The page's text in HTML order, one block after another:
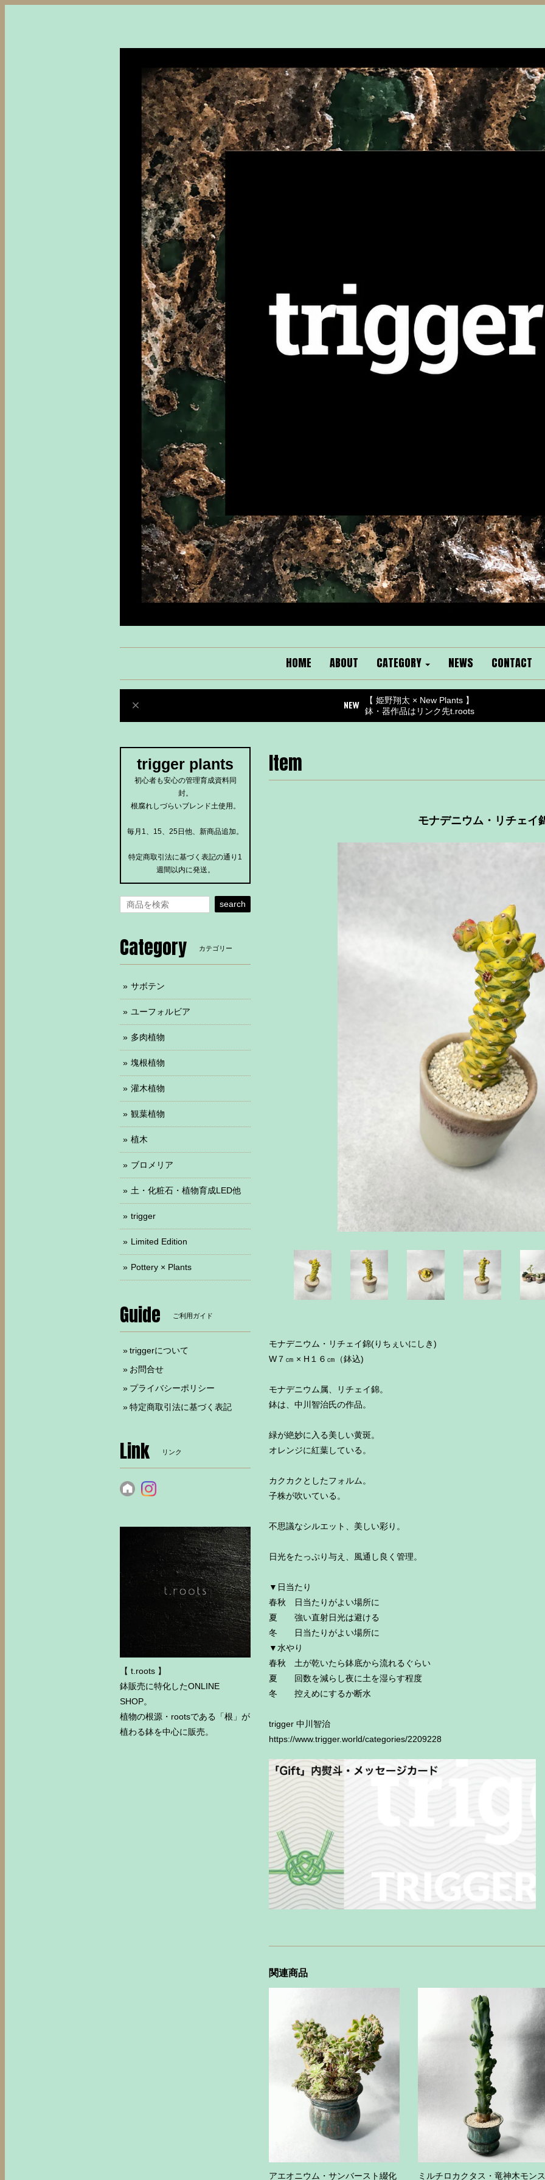
HOME ABOUT CATEGORY NEWS CONTACT
【 姫野翔太 × New Plants 】
鉢・器作品はリンク先t.roots
Item
モナデニウム・リチェイ
モナデニウム・リチェイ錦(りちぇいにしき)
W７㎝ × H１６㎝（鉢込)
モナデニウム属、リチェイ錦。
鉢は、中川智治氏の作品。
緑が絶妙に入る美しい黄斑。
オレンジに紅葉している。
カクカクとしたフォルム。
子株が吹いている。
不思議なシルエット、美しい彩り。
日光をたっぷり与え、風通し良く管理。
▼日当たり
春秋 日当たりがよい場所に
夏 強い直射日光は避ける
冬 日当たりがよい場所に
▼水やり
春秋 土が乾いたら鉢底から流れるぐらい
夏 回数を減らし夜に土を湿らす程度
冬 控えめにするか断水
trigger 中川智治
https://www.trigger.world/categories/2209228
関連商品
アエオニウム・サンバースト綴化 ミルチロカクタス・竜神木モンス
trigger plants
初心者も安心の管理育成資料同
封。
根腐れしづらいブレンド土使用。
毎月1、15、25日他、新商品追加。
特定商取引法に基づく表記の通り1
週間以内に発送。
search
Category カテゴリー
サボテン
ユーフォルビア
多肉植物
塊根植物
灌木植物
観葉植物
植木
ブロメリア
土・化粧石・植物育成LED他
trigger
Limited Edition
Pottery × Plants
Guide ご利用ガイド
triggerについて
お問合せ
プライバシーポリシー
特定商取引法に基づく表記
Link リンク
【 t.roots 】
鉢販売に特化したONLINE
SHOP。
植物の根源・rootsである「根」が
植わる鉢を中心に販売。